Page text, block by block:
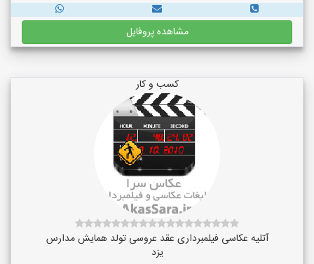
مشاهده پروفایل
کسب و کار
آتلیه عکاسی فیلمبرداری عقد عروسی تولد همایش مدارس
یزد